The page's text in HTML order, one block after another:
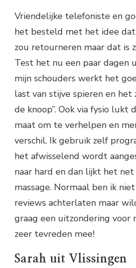
Vriendelijke telefoniste en
het besteld met het idee
zou retourneren maar dat is
Test het nu een paar dagen
mijn schouders werkt het
last van stijve spieren en het
de knoop”. Ook via fysio lukt
maat om te verhelpen en
verschil. Ik gebruik zelf
het afwisselend wordt
naar hard en dan lijkt het
massage. Normaal ben ik
reviews achterlaten maar
graag een uitzondering voor
zeer tevreden mee!
Sarah uit Vlissingen